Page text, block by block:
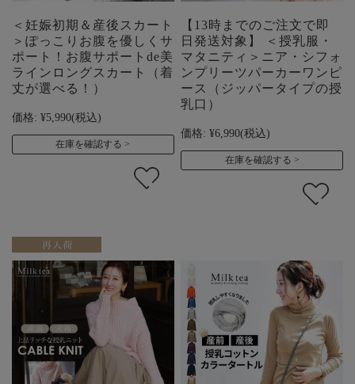
＜妊娠初期＆産後スカート
＞ぽっこりお腹を優しくサ
ポート！お腹サポートde美
ラインロングスカート（着
丈が選べる！）
価格: ¥5,990(税込)
在庫を確認する
【13時までのご注文で即
日発送対象】 ＜授乳服・
マタニティ＞ニア・シフォ
ンプリーツパーカーワンピ
ース（ジッパータイプの授
乳口）
価格: ¥6,990(税込)
在庫を確認する